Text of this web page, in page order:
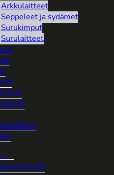
Arkkulaitteet
Seppeleet ja sydämet
Surukimput
Surulaitteet
puntit
Sipulit